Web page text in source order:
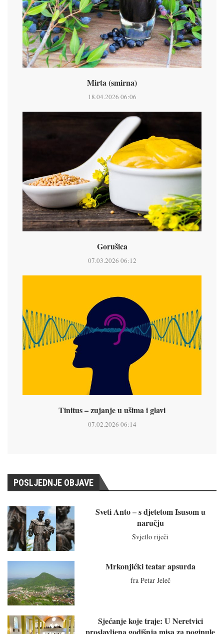
Mirta (smirna)
18.04.2026 06:06
Gorušica
07.03.2026 06:12
Tinitus – zujanje u ušima i glavi
07.02.2026 06:14
POSLJEDNJE OBJAVE
Sveti Anto – s djetetom Isusom u
naručju
Svjetlo riječi
Mrkonjićki teatar apsurda
fra Petar Jeleč
Sjećanje koje traje: U Neretvici